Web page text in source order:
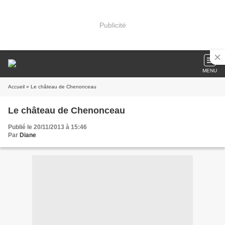
Publicité
MENU
Accueil » Le château de Chenonceau
Le château de Chenonceau
Publié le 20/11/2013 à 15:46
Par Diane